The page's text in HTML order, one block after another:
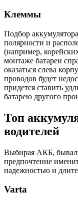
Клеммы
Подбор
полярности и
(например,
монтаже батареи
оказаться слева
проводов будет
придется ставить
батарею другого
Топ
водителей
Выбирая АКБ,
предпочтение
надежностью и
Varta